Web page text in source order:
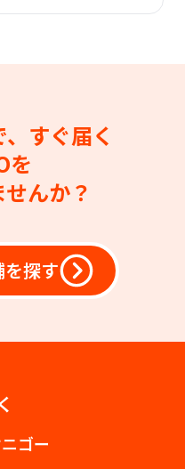
すぐ届く
を
んか？
探す
ゴー